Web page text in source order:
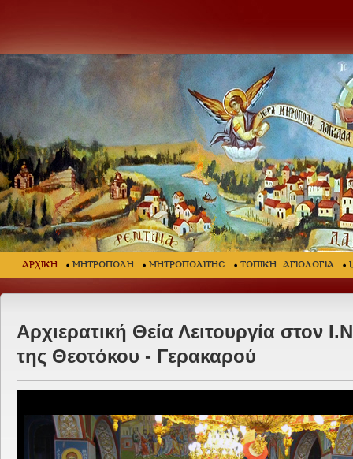
ΑΡΧΙΚΗ ΜΗΤΡΟΠΟΛΗ ΜΗΤΡΟΠΟΛΙΤΗΣ ΤΟΠΙΚΗ ΑΓΙΟΛΟΓΙΑ
Αρχιερατική Θεία Λειτουργία στον
της Θεοτόκου - Γερακαρού